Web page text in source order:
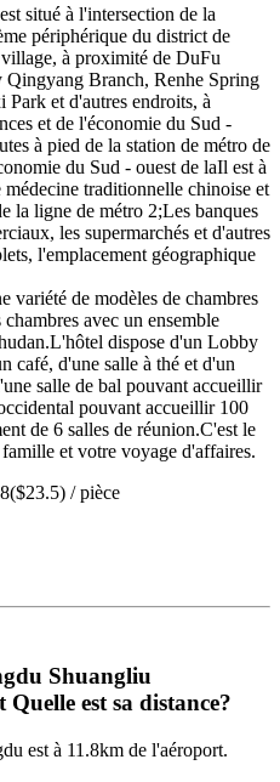
situé à l'intersection de la
périphérique du district de
à proximité de DuFu
Branch, Renhe Spring
Park et d'autres endroits, à
et de l'économie du Sud -
à pied de la station de métro de
du Sud - ouest de laIl est à
traditionnelle chinoise et
la ligne de métro 2;Les banques
les supermarchés et d'autres
l'emplacement géographique
variété de modèles de chambres
avec un ensemble
dispose d'un Lobby
café, d'une salle à thé et d'un
salle de bal pouvant accueillir
pouvant accueillir 100
de 6 salles de réunion.C'est le
et votre voyage d'affaires.
/ pièce
Shuangliu
est sa distance?
est à 11.8km de l'aéroport.